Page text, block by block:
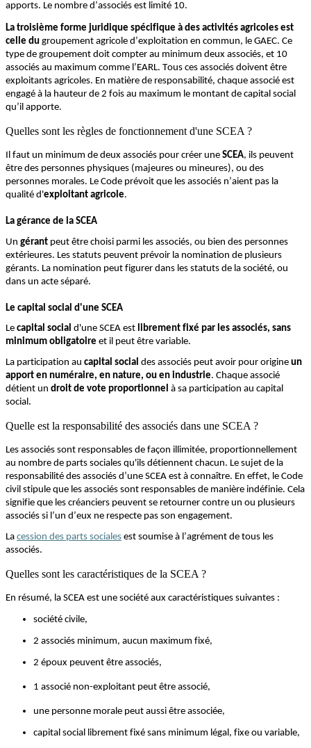
apports. Le nombre d’associés est limité 10.
La troisième forme juridique spécifique à des activités agricoles est
celle du groupement agricole d’exploitation en commun, le GAEC. Ce
type de groupement doit compter au minimum deux associés, et 10
associés au maximum comme l’EARL. Tous ces associés doivent être
exploitants agricoles. En matière de responsabilité, chaque associé est
engagé à la hauteur de 2 fois au maximum le montant de capital social
qu’il apporte.
Quelles sont les règles de fonctionnement d'une SCEA ?
Il faut un minimum de deux associés pour créer une SCEA, ils peuvent
être des personnes physiques (majeures ou mineures), ou des
personnes morales. Le Code prévoit que les associés n’aient pas la
qualité d'exploitant agricole.
La gérance de la SCEA
Un gérant peut être choisi parmi les associés, ou bien des personnes
extérieures. Les statuts peuvent prévoir la nomination de plusieurs
gérants. La nomination peut figurer dans les statuts de la société, ou
dans un acte séparé.
Le capital social d'une SCEA
Le capital social d'une SCEA est librement fixé par les associés, sans
minimum obligatoire et il peut être variable.
La participation au capital social des associés peut avoir pour origine un
apport en numéraire, en nature, ou en industrie. Chaque associé
détient un droit de vote proportionnel à sa participation au capital
social.
Quelle est la responsabilité des associés dans une SCEA ?
Les associés sont responsables de façon illimitée, proportionnellement
au nombre de parts sociales qu'ils détiennent chacun. Le sujet de la
responsabilité des associés d’une SCEA est à connaître. En effet, le Code
civil stipule que les associés sont responsables de manière indéfinie. Cela
signifie que les créanciers peuvent se retourner contre un ou plusieurs
associés si l’un d’eux ne respecte pas son engagement.
La cession des parts sociales est soumise à l’agrément de tous les
associés.
Quelles sont les caractéristiques de la SCEA ?
En résumé, la SCEA est une société aux caractéristiques suivantes :
société civile,
2 associés minimum, aucun maximum fixé,
2 époux peuvent être associés,
1 associé non-exploitant peut être associé,
une personne morale peut aussi être associée,
capital social librement fixé sans minimum légal, fixe ou variable,